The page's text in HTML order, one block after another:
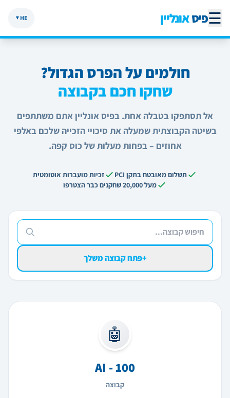
☰פיסאונליין HE
▼
חולמים על הפרס הגדול?
שחקו חכם בקבוצה
אל תסתפקו בטבלה אחת. בפיס אונליין אתם משתתפים
בשיטה הקבוצתית שמעלה את סיכויי הזכייה שלכם באלפי
אחוזים – בפחות מעלות של כוס קפה.
תשלום מאובטח בתקן PCI
זכיות מועברות אוטומטית
מעל 20,000 שחקנים כבר הצטרפו
+פתח קבוצה משלך
🤖
AI - 100
קבוצה